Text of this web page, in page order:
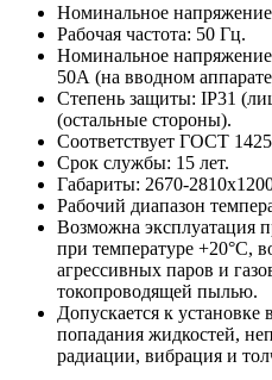
Номинальное
Рабочая частота: 50 Гц.
Номинальное
50А (на вводном
Степень защиты: IP31
(остальные стороны).
Соответствует ГОСТ
Срок службы: 15 лет.
Габариты: 2670-
Рабочий диапазон
Возможна эксплуатация
при температуре +20°С,
агрессивных паров и
токопроводящей пылью.
Допускается к
попадания жидкостей,
радиации, вибрация и